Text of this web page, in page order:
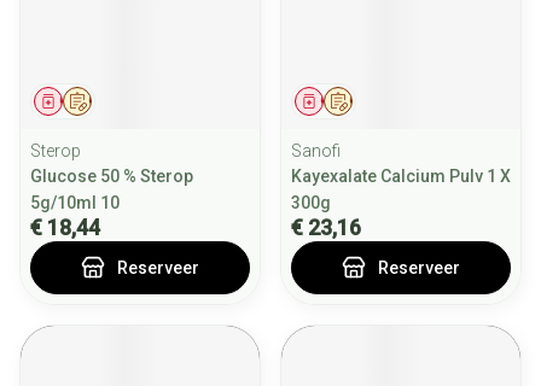
Op voorschrift
Geneesmiddel
Sterop
Glucose 50 % Sterop
5g/10ml 10
€ 18,44
Reserveer
Op voorschrift
Geneesmiddel
Sanofi
Kayexalate Calcium Pulv 1 X
300g
€ 23,16
Reserveer